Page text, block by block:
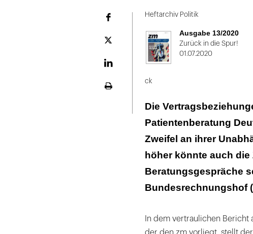
Plattform
Heftarchiv Politik
Ausgabe 13/2020
Zurück in die Spur!
01.07.2020
ck
Die
Patientenberatung
Zweifel an ihrer
höher könnte auch
Beratungsgespräche
Bundesrechnungshof
In dem vertraulichen Bericht
der den zm vorliegt, stellt